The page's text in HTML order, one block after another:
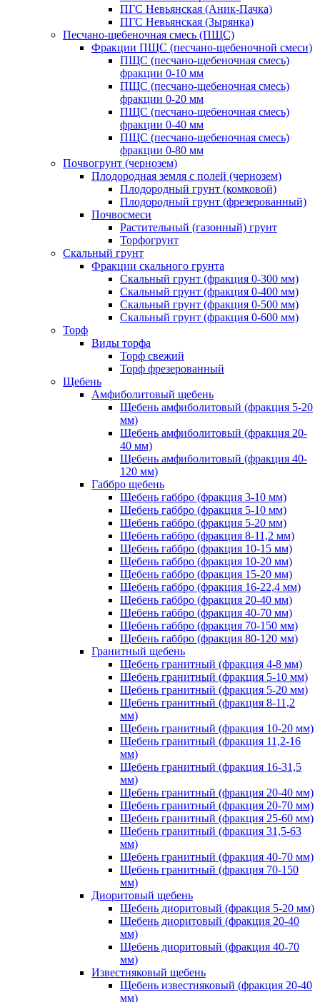
ПГС Невьянская (Аник-Пачка)
ПГС Невьянская (Зырянка)
Песчано-щебеночная смесь (ПЩС)
Фракции ПЩС (песчано-щебеночной смеси)
ПЩС (песчано-щебеночная смесь)
фракции 0-10 мм
ПЩС (песчано-щебеночная смесь)
фракции 0-20 мм
ПЩС (песчано-щебеночная смесь)
фракции 0-40 мм
ПЩС (песчано-щебеночная смесь)
фракции 0-80 мм
Почвогрунт (чернозем)
Плодородная земля с полей (чернозем)
Плодородный грунт (комковой)
Плодородный грунт (фрезерованный)
Почвосмеси
Растительный (газонный) грунт
Торфогрунт
Скальный грунт
Фракции скального грунта
Скальный грунт (фракция 0-300 мм)
Скальный грунт (фракция 0-400 мм)
Скальный грунт (фракция 0-500 мм)
Скальный грунт (фракция 0-600 мм)
Торф
Виды торфа
Торф свежий
Торф фрезерованный
Щебень
Амфиболитовый щебень
Щебень амфиболитовый (фракция 5-20
мм)
Щебень амфиболитовый (фракция 20-
40 мм)
Щебень амфиболитовый (фракция 40-
120 мм)
Габбро щебень
Щебень габбро (фракция 3-10 мм)
Щебень габбро (фракция 5-10 мм)
Щебень габбро (фракция 5-20 мм)
Щебень габбро (фракция 8-11,2 мм)
Щебень габбро (фракция 10-15 мм)
Щебень габбро (фракция 10-20 мм)
Щебень габбро (фракция 15-20 мм)
Щебень габбро (фракция 16-22,4 мм)
Щебень габбро (фракция 20-40 мм)
Щебень габбро (фракция 40-70 мм)
Щебень габбро (фракция 70-150 мм)
Щебень габбро (фракция 80-120 мм)
Гранитный щебень
Щебень гранитный (фракция 4-8 мм)
Щебень гранитный (фракция 5-10 мм)
Щебень гранитный (фракция 5-20 мм)
Щебень гранитный (фракция 8-11,2
мм)
Щебень гранитный (фракция 10-20 мм)
Щебень гранитный (фракция 11,2-16
мм)
Щебень гранитный (фракция 16-31,5
мм)
Щебень гранитный (фракция 20-40 мм)
Щебень гранитный (фракция 20-70 мм)
Щебень гранитный (фракция 25-60 мм)
Щебень гранитный (фракция 31,5-63
мм)
Щебень гранитный (фракция 40-70 мм)
Щебень гранитный (фракция 70-150
мм)
Диоритовый щебень
Щебень диоритовый (фракция 5-20 мм)
Щебень диоритовый (фракция 20-40
мм)
Щебень диоритовый (фракция 40-70
мм)
Известняковый щебень
Щебень известняковый (фракция 20-40
мм)